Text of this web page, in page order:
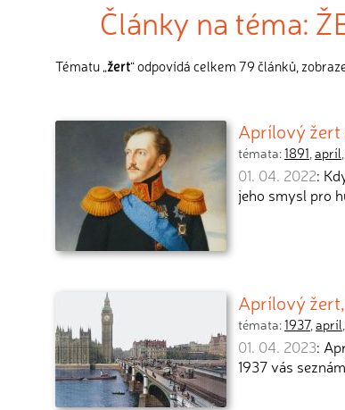
Články na téma:
Tématu „žert“ odpovídá celkem 79 článků,
Aprílový žert
témata:1891,apríl,
01. 04. 2022:
jeho smysl pro
Aprílový
témata:1937,apríl,
01. 04. 2023:
1937 vás